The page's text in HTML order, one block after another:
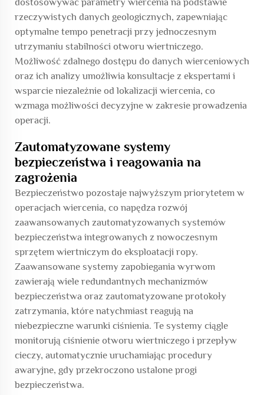
rzeczywistych danych geologicznych, zapewniając
optymalne tempo penetracji przy jednoczesnym
utrzymaniu stabilności otworu wiertniczego.
Możliwość zdalnego dostępu do danych wierceniowych
oraz ich analizy umożliwia konsultacje z ekspertami i
wsparcie niezależnie od lokalizacji wiercenia, co
wzmaga możliwości decyzyjne w zakresie prowadzenia
operacji.
Zautomatyzowane systemy
bezpieczeństwa i reagowania na
zagrożenia
Bezpieczeństwo pozostaje najwyższym priorytetem w
operacjach wiercenia, co napędza rozwój
zaawansowanych zautomatyzowanych systemów
bezpieczeństwa integrowanych z nowoczesnym
sprzętem wiertniczym do eksploatacji ropy.
Zaawansowane systemy zapobiegania wyrwom
zawierają wiele redundantnych mechanizmów
bezpieczeństwa oraz zautomatyzowane protokoły
zatrzymania, które natychmiast reagują na
niebezpieczne warunki ciśnienia. Te systemy ciągle
monitorują ciśnienie otworu wiertniczego i przepływ
cieczy, automatycznie uruchamiając procedury
awaryjne, gdy przekroczono ustalone progi
bezpieczeństwa.